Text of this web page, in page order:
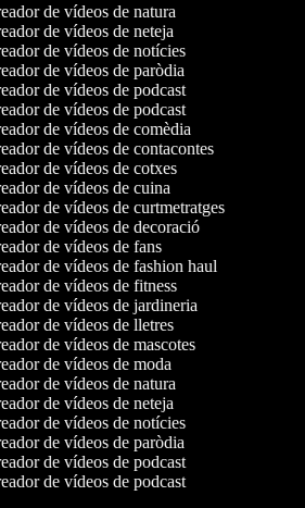
de vídeos de natura
de vídeos de neteja
de vídeos de notícies
de vídeos de paròdia
de vídeos de podcast
de vídeos de podcast
de vídeos de comèdia
de vídeos de contacontes
de vídeos de cotxes
de vídeos de cuina
de vídeos de curtmetratges
de vídeos de decoració
de vídeos de fans
de vídeos de fashion haul
de vídeos de fitness
de vídeos de jardineria
de vídeos de lletres
de vídeos de mascotes
de vídeos de moda
de vídeos de natura
de vídeos de neteja
de vídeos de notícies
de vídeos de paròdia
de vídeos de podcast
de vídeos de podcast